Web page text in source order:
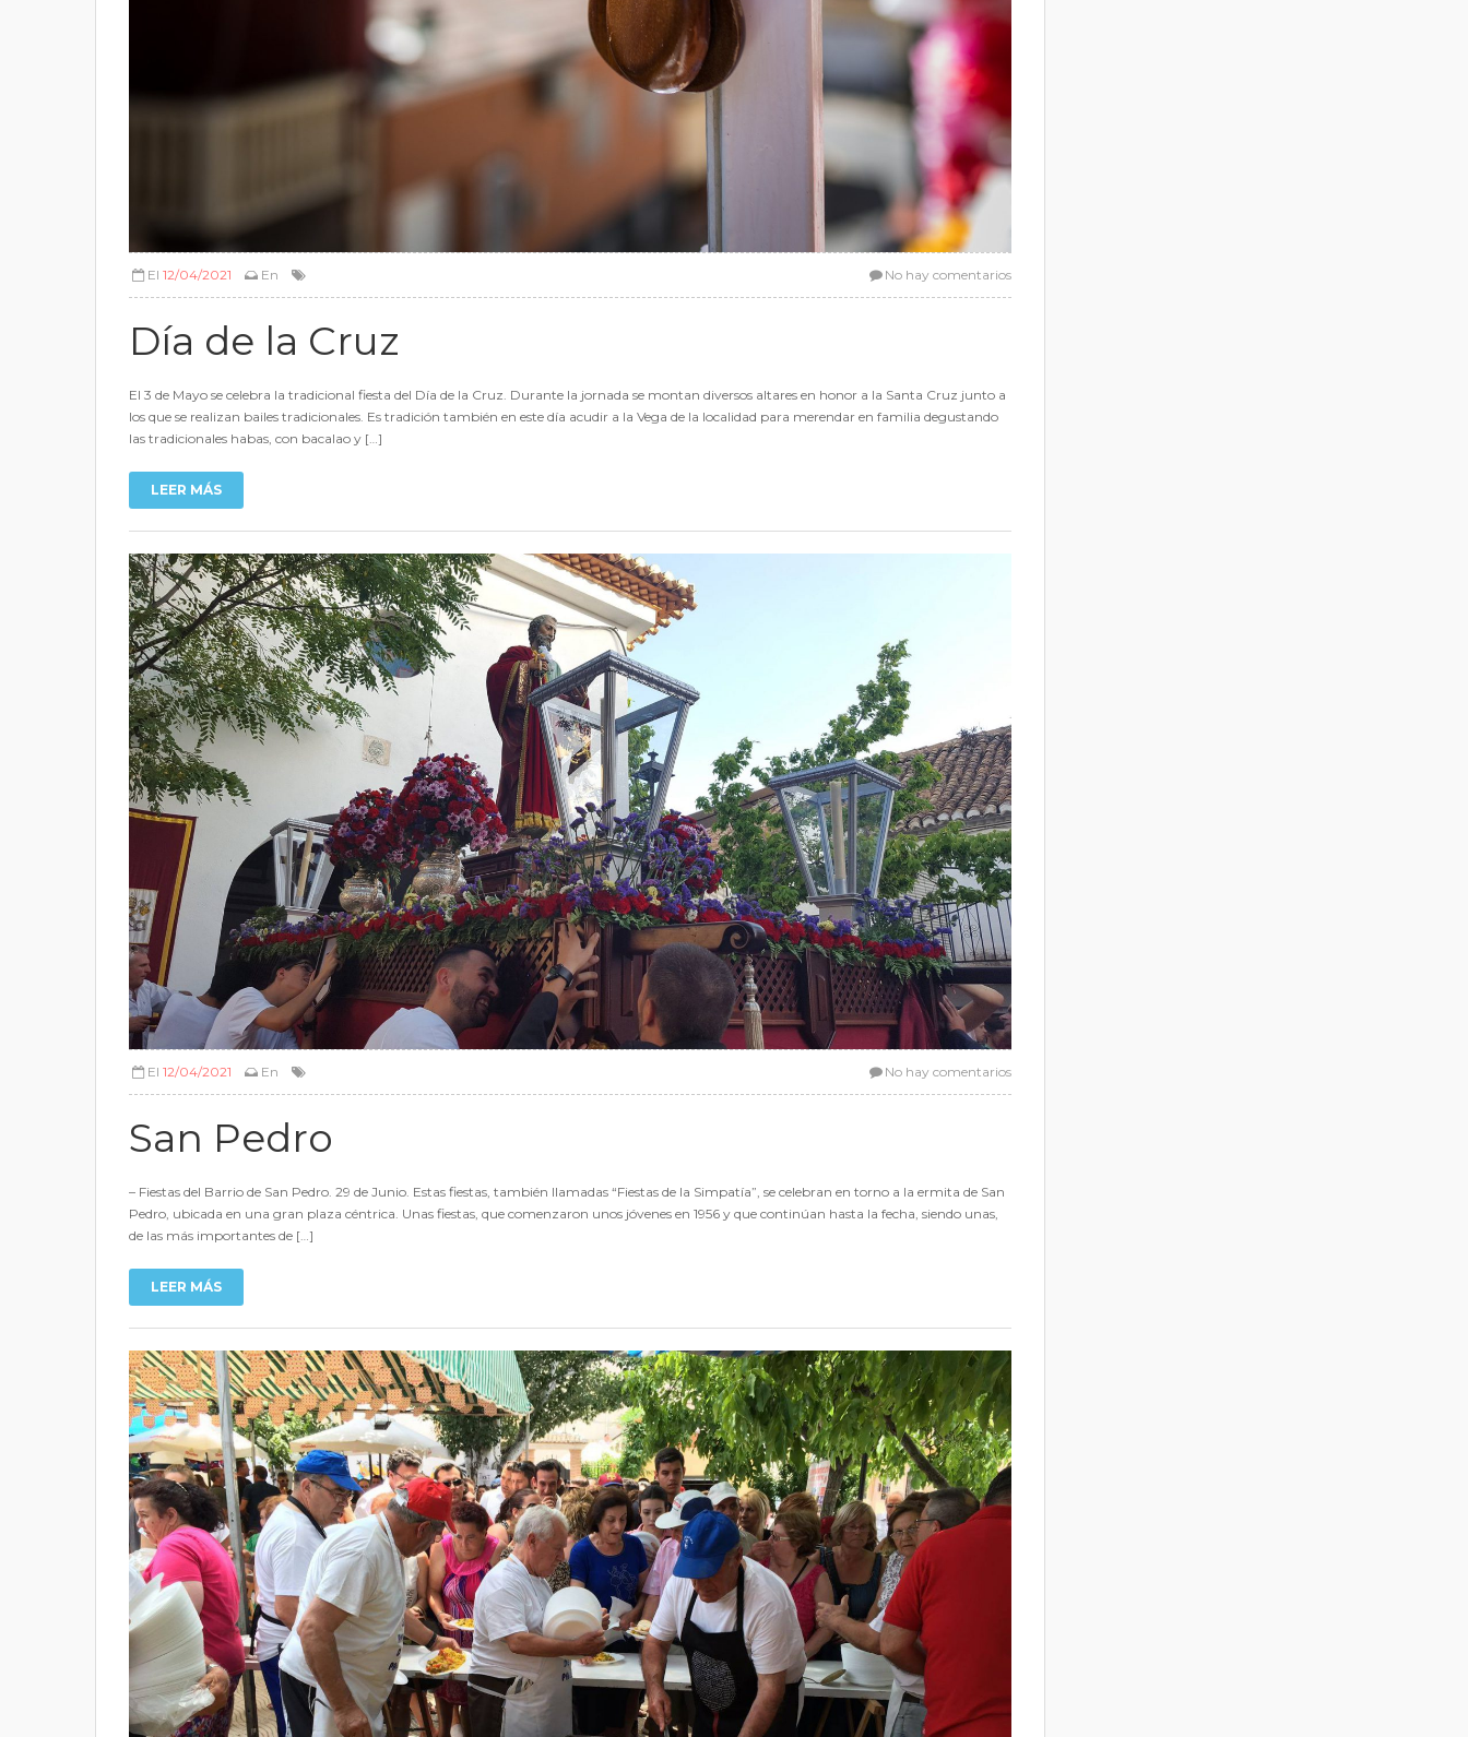
El 12/04/2021 En No hay comentarios
Día de la Cruz
El 3 de Mayo se celebra la tradicional fiesta del Día de la Cruz. Durante la jornada se montan diversos altares en honor a la Santa Cruz junto a
los que se realizan bailes tradicionales. Es tradición también en este día acudir a la Vega de la localidad para merendar en familia degustando
las tradicionales habas, con bacalao y […]
LEER MÁS
El 12/04/2021 En No hay comentarios
San Pedro
– Fiestas del Barrio de San Pedro. 29 de Junio. Estas fiestas, también llamadas “Fiestas de la Simpatía”, se celebran en torno a la ermita de San
Pedro, ubicada en una gran plaza céntrica. Unas fiestas, que comenzaron unos jóvenes en 1956 y que continúan hasta la fecha, siendo unas,
de las más importantes de […]
LEER MÁS